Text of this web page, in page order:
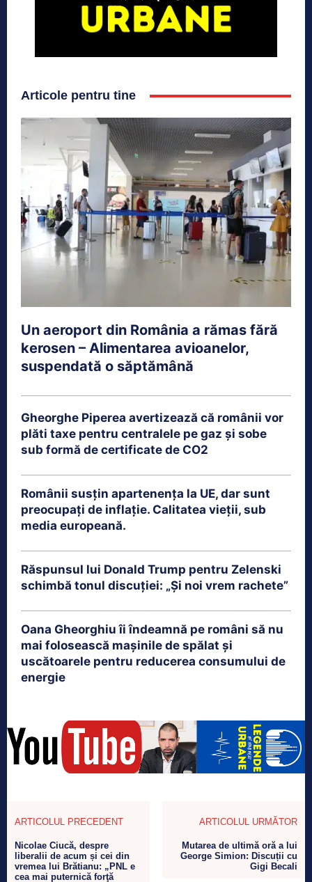
Articole pentru tine
Un aeroport din România a rămas fără
kerosen – Alimentarea avioanelor,
suspendată o săptămână
Gheorghe Piperea avertizează că românii vor
plăti taxe pentru centralele pe gaz și sobe
sub formă de certificate de CO2
Românii susțin apartenența la UE, dar sunt
preocupați de inflație. Calitatea vieții, sub
media europeană.
Răspunsul lui Donald Trump pentru Zelenski
schimbă tonul discuției: „Și noi vrem rachete”
Oana Gheorghiu îi îndeamnă pe români să nu
mai folosească mașinile de spălat și
uscătoarele pentru reducerea consumului de
energie
ARTICOLUL PRECEDENT
Nicolae Ciucă, despre
liberalii de acum și cei din
vremea lui Brătianu: „PNL e
cea mai puternică forţă
ARTICOLUL URMĂTOR
Mutarea de ultimă oră a lui
George Simion: Discuții cu
Gigi Becali